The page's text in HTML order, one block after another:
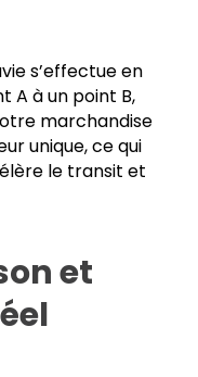
s’effectue en
le transit et